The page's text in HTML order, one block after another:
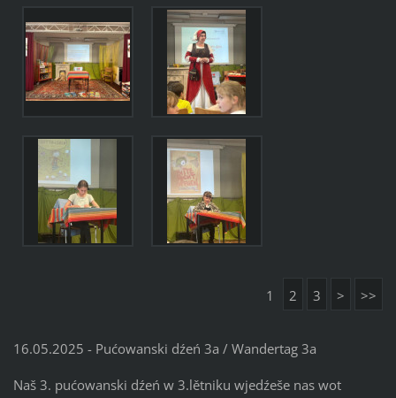
1 2 3 > >>
16.05.2025 - Pućowanski dźeń 3a / Wandertag 3a
Naš 3. pućowanski dźeń w 3.lětniku wjedźeše nas wot